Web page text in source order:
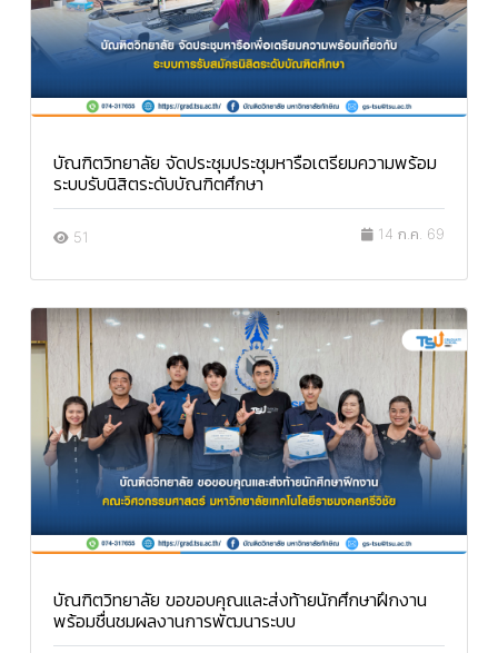
บัณฑิตวิทยาลัย จัดประชุมประชุมหารือเตรียมความพร้อม
ระบบรับนิสิตระดับบัณฑิตศึกษา
51 14 ก.ค. 69
บัณฑิตวิทยาลัย ขอขอบคุณและส่งท้ายนักศึกษาฝึกงาน
พร้อมชื่นชมผลงานการพัฒนาระบบ